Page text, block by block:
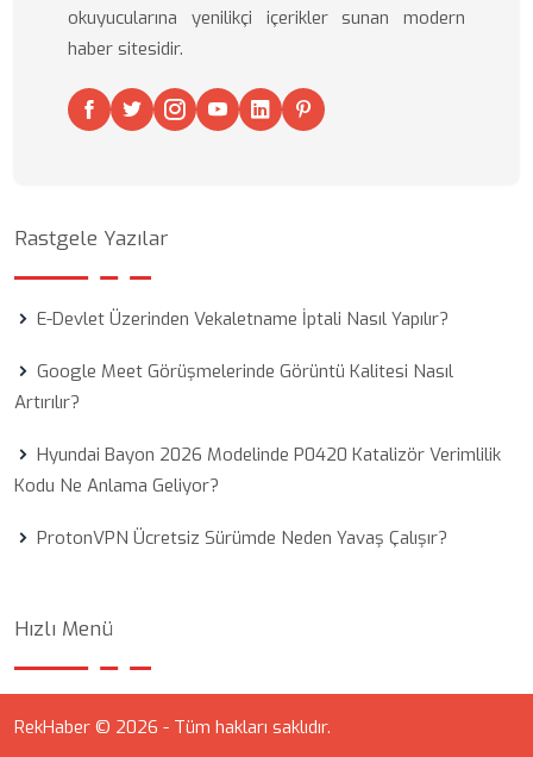
okuyucularına yenilikçi içerikler sunan modern
haber sitesidir.
Rastgele Yazılar
E-Devlet Üzerinden Vekaletname İptali Nasıl Yapılır?
Google Meet Görüşmelerinde Görüntü Kalitesi Nasıl
Artırılır?
Hyundai Bayon 2026 Modelinde P0420 Katalizör Verimlilik
Kodu Ne Anlama Geliyor?
ProtonVPN Ücretsiz Sürümde Neden Yavaş Çalışır?
Hızlı Menü
RekHaber © 2026 - Tüm hakları saklıdır.